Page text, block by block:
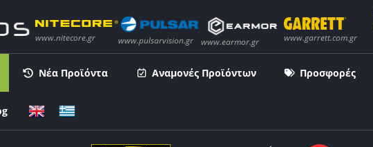
Νέα Προϊόντα Αναμονές Προϊόντων Προσφορές